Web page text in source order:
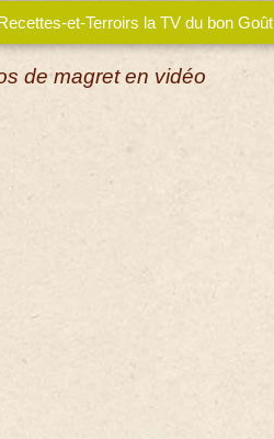
et-Terroirs la TV du bon Goût
de magret en vidéo